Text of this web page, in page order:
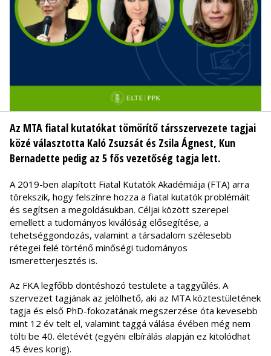
Az MTA fiatal kutatókat tömörítő társszervezete tagjai
közé választotta Kaló Zsuzsát és Zsila Ágnest, Kun
Bernadette pedig az 5 fős vezetőség tagja lett.
A 2019-ben alapított Fiatal Kutatók Akadémiája (FTA) arra
törekszik, hogy felszínre hozza a fiatal kutatók problémáit
és segítsen a megoldásukban. Céljai között szerepel
emellett a tudományos kiválóság elősegítése, a
tehetséggondozás, valamint a társadalom szélesebb
rétegei felé történő minőségi tudományos
ismeretterjesztés is.
Az FKA legfőbb döntéshozó testülete a taggyűlés. A
szervezet tagjának az jelölhető, aki az MTA köztestületének
tagja és első PhD-fokozatának megszerzése óta kevesebb
mint 12 év telt el, valamint taggá válása évében még nem
tölti be 40. életévét (egyéni elbírálás alapján ez kitolódhat
45 éves korig).